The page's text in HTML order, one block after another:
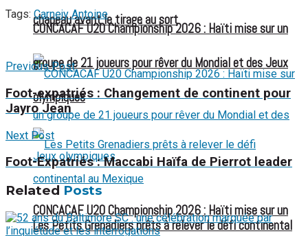
chapeau avant le tirage au sort
CONCACAF U20 Championship 2026 : Haïti mise sur un
CONCACAF U20 Championship 2026 : Haïti mise sur un
groupe de 21 joueurs pour rêver du Mondial et des Jeux
olympiques
Les Petits Grenadiers prêts à relever le défi continental
Tags: Carnejy Antoine
Previous Post
Foot-expatriés : Changement de continent pour
Jayro Jean
Next Post
Foot-Expatriés : Maccabi Haïfa de Pierrot leader
Related Posts